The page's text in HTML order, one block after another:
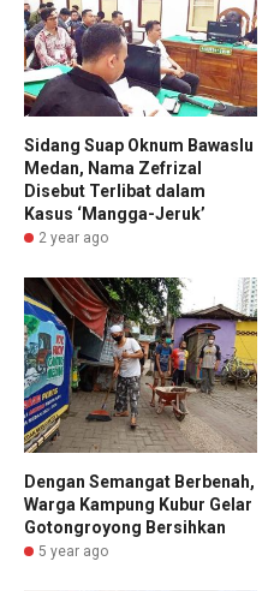
Sidang Suap Oknum Bawaslu
Medan, Nama Zefrizal
Disebut Terlibat dalam
Kasus ‘Mangga-Jeruk’
2 year ago
Dengan Semangat Berbenah,
Warga Kampung Kubur Gelar
Gotongroyong Bersihkan
5 year ago